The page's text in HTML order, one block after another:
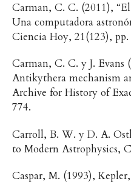
Carman, C. C. (2011),
Una computadora
Ciencia Hoy, 21(123),
Carman, C. C. y J. Evans
Antikythera mechanism
Archive for History of
774.
Carroll, B. W. y D. A.
to Modern Astrophysics,
Caspar, M. (1993),